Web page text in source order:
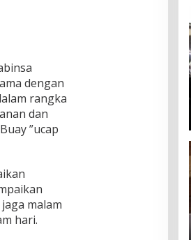
dengan
rangka
dan
”ucap
malam
hari.